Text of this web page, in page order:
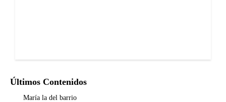
Últimos Contenidos
María la del barrio